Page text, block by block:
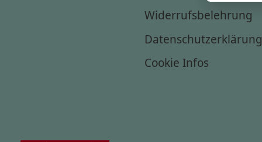
Widerrufsbelehrung
Datenschutzerklärung
Cookie Infos